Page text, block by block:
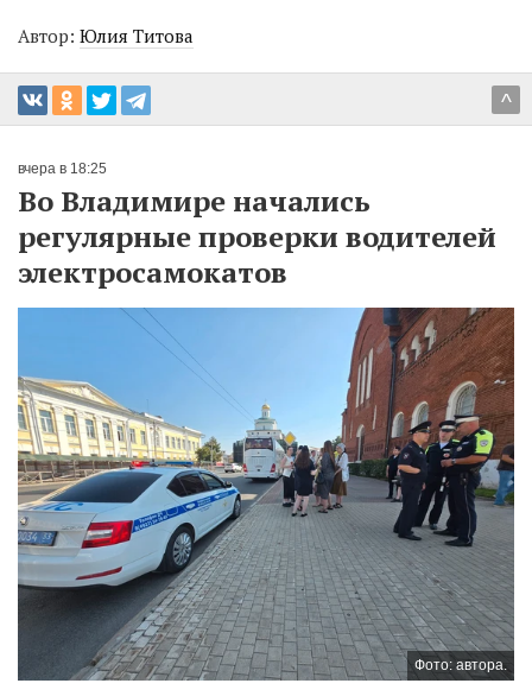
Автор: Юлия Титова
^
вчера в 18:25
Во Владимире начались
регулярные проверки водителей
электросамокатов
Фото: автора.